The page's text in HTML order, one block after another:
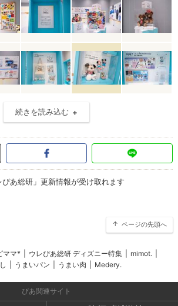
続きを読み込む
ぴあ総研」更新情報が受け取れます
ページの先頭へ
ママ* ウレぴあ総研 ディズニー特集 mimot.
うまいパン うまい肉 Medery.
ぴあ関連サイト